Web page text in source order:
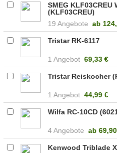
SMEG KLF03CREU
(KLF03CREU)
19 Angebote ab
Tristar RK-6117
1 Angebot 69,33 €
Tristar Reiskocher
1 Angebot 44,99 €
Wilfa RC-10CD
4 Angebote ab
Kenwood Triblade